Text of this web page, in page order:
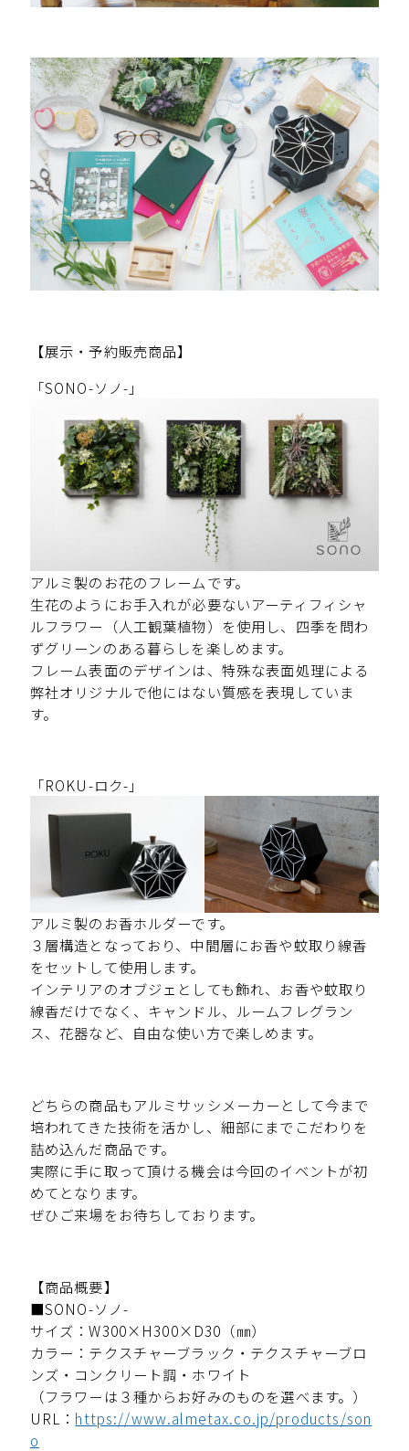
【展示・予約販売商品】
「SONO-ソノ-」
アルミ製のお花のフレームです。
生花のようにお手入れが必要ないアーティフィシャ
ルフラワー（人工観葉植物）を使用し、四季を問わ
ずグリーンのある暮らしを楽しめます。
フレーム表面のデザインは、特殊な表面処理による
弊社オリジナルで他にはない質感を表現していま
す。
「ROKU-ロク-」
アルミ製のお香ホルダーです。
３層構造となっており、中間層にお香や蚊取り線香
をセットして使用します。
インテリアのオブジェとしても飾れ、お香や蚊取り
線香だけでなく、キャンドル、ルームフレグラン
ス、花器など、自由な使い方で楽しめます。
どちらの商品もアルミサッシメーカーとして今まで
培われてきた技術を活かし、細部にまでこだわりを
詰め込んだ商品です。
実際に手に取って頂ける機会は今回のイベントが初
めてとなります。
ぜひご来場をお待ちしております。
【商品概要】
■SONO-ソノ-
サイズ：W300×H300×D30（㎜）
カラー：テクスチャーブラック・テクスチャーブロ
ンズ・コンクリート調・ホワイト
（フラワーは３種からお好みのものを選べます。）
URL： https://www.almetax.co.jp/products/son
o